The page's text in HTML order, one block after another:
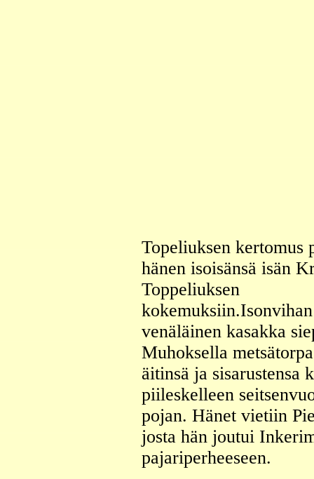
Topeliuksen kertomus
hänen isoisänsä isän
Toppeliuksen
venäläinen kasakka
Muhoksella
äitinsä ja sisarustensa
piileskelleen
pojan. Hänet vietiin
josta hän joutui
pajariperheeseen.